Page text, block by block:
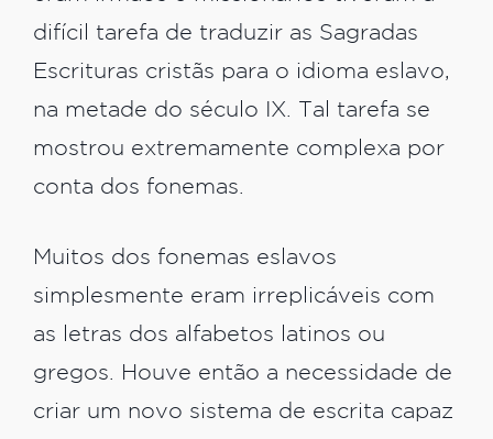
difícil tarefa de traduzir as Sagradas
Escrituras cristãs para o idioma eslavo,
na metade do século IX. Tal tarefa se
mostrou extremamente complexa por
conta dos fonemas.
Muitos dos fonemas eslavos
simplesmente eram irreplicáveis com
as letras dos alfabetos latinos ou
gregos. Houve então a necessidade de
criar um novo sistema de escrita capaz